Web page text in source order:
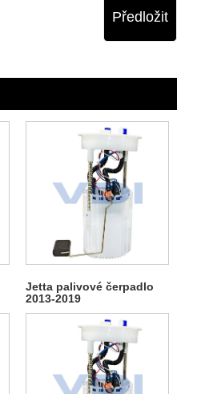
Předložit
Jetta palivové čerpadlo
2013-2019